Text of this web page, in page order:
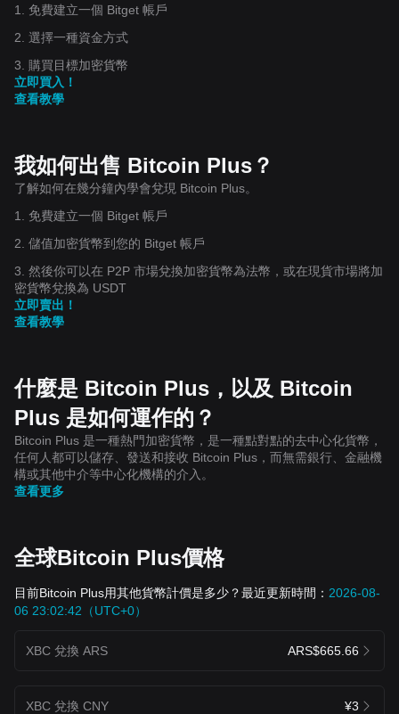
1. 免費建立一個 Bitget 帳戶
2. 選擇一種資金方式
3. 購買目標加密貨幣
立即買入！
查看教學
我如何出售 Bitcoin Plus？
了解如何在幾分鐘內學會兌現 Bitcoin Plus。
1. 免費建立一個 Bitget 帳戶
2. 儲值加密貨幣到您的 Bitget 帳戶
3. 然後你可以在 P2P 市場兌換加密貨幣為法幣，或在現貨市場將加
密貨幣兌換為 USDT
立即賣出！
查看教學
什麼是 Bitcoin Plus，以及 Bitcoin
Plus 是如何運作的？
Bitcoin Plus 是一種熱門加密貨幣，是一種點對點的去中心化貨幣，
任何人都可以儲存、發送和接收 Bitcoin Plus，而無需銀行、金融機
構或其他中介等中心化機構的介入。
查看更多
全球Bitcoin Plus價格
目前Bitcoin Plus用其他貨幣計價是多少？最近更新時間： 2026-08-
06 23:02:42（UTC+0）
XBC 兌換 ARS ARS$665.66
XBC 兌換 CNY ¥3